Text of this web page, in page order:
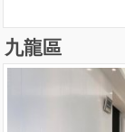
九龍區